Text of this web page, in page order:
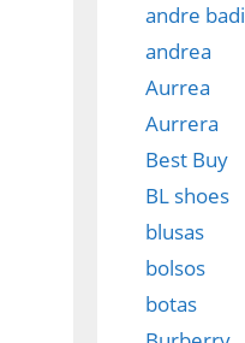
andre badi
andrea
Aurrea
Aurrera
Best Buy
BL shoes
blusas
bolsos
botas